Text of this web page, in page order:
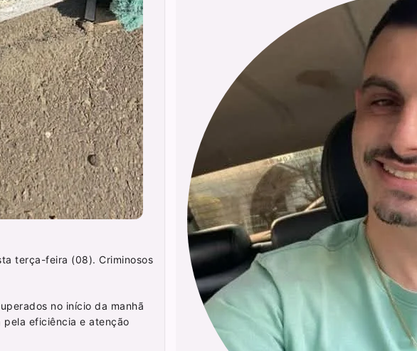
terça-feira (08). Criminosos
no início da manhã
pela eficiência e atenção